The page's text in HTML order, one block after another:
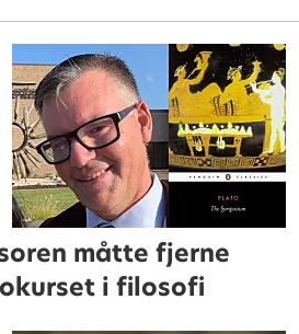
måtte fjerne
i filosofi